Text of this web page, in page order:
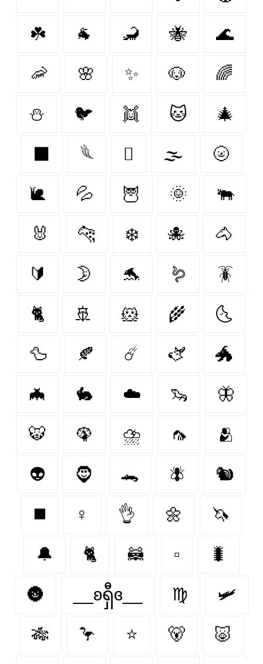
☘️ 🐐 🦂 🐝 🌊
🦐 🌸 ✨ 🐶 🌈
⛄️ 🐦‍ 👯‍ 🐱 🎄
𓆰 🫆 🌫️ 🌝
🐌 💦 🦉 🌞 🐃
🐰 🐆 ❄️ 🐙 🐴
🔰 🌛 🐬 🪱 🪳
🐈 🚢 🐹 🌾 🌜
🦆 🍂 ☄️ 🫏 🐲
🦇 🐇 ☁️ 🦦 🦋
🐯 🦚 ⛈ 🦟 🫂
👽 🧔 🐊 🪰 🐿️
◼️ ♀ 👌 🌼 🦄
🔔 🐈‍ 🦝 ▫️ 🐛
🌚 __ʚရှီɞ__ ♍ 🛩
🎋 🦩 ⭐ 🐻‍ 🐷